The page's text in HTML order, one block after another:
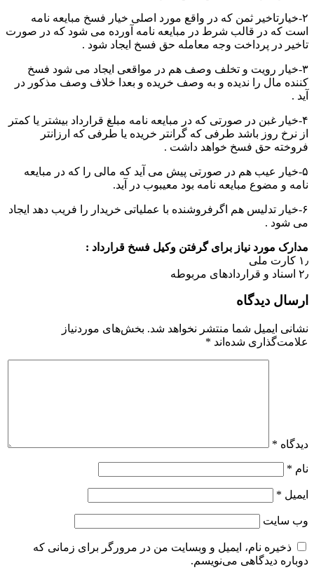
۲-خیارتاخیر ثمن که در واقع مورد اصلی خیار فسخ مبایعه نامه
است که در قالب شرط در مبایعه نامه آورده می شود که در صورت
تاخیر در پرداخت وجه معامله حق فسخ ایجاد شود .
۳-خیار رویت و تخلف وصف هم در مواقعی ایجاد می شود فسخ
کننده مال را ندیده و به وصف خریده و بعدا خلاف وصف مذکور در
آید .
۴-خیار غبن در صورتی که در مبایعه نامه مبلغ قرارداد بیشتر یا کمتر
از نرخ روز باشد طرفی که گرانتر خریده یا طرفی که ارزانتر
فروخته حق فسخ خواهد داشت .
۵-خیار عیب هم در صورتی پیش می آید که مالی را که در مبایعه
نامه و مضوع مبایعه نامه بود معیبوب در آید.
۶-خیار تدلیس هم اگرفروشنده با عملیاتی خریدار را فریب دهد ایجاد
می شود .
مدارک مورد نیاز برای گرفتن وکیل فسخ قرارداد :
۱٫ کارت ملی
۲٫ اسناد و قراردادهای مربوطه
ارسال دیدگاه
نشانی ایمیل شما منتشر نخواهد شد. بخش‌های موردنیاز
علامت‌گذاری شده‌اند *
دیدگاه *
نام *
ایمیل *
وب‌ سایت
ذخیره نام، ایمیل و وبسایت من در مرورگر برای زمانی که
دوباره دیدگاهی می‌نویسم.